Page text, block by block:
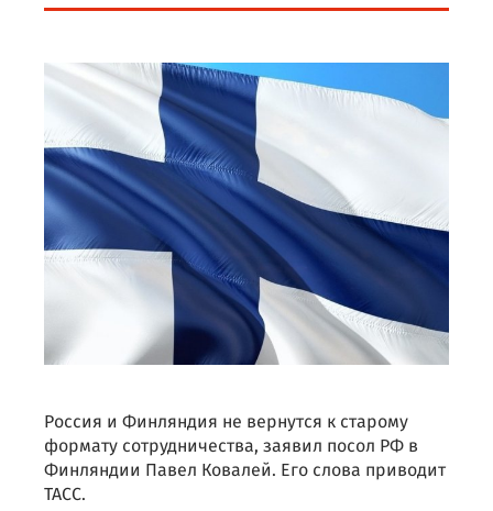
Россия и Финляндия не вернутся к старому
формату сотрудничества, заявил посол РФ в
Финляндии Павел Ковалей. Его слова приводит
ТАСС.